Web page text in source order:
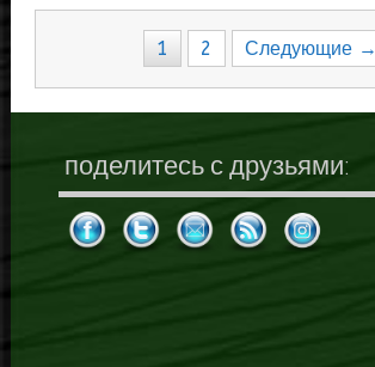
Навигация
записям
1 2 Следующие →
поделитесь с друзьями: